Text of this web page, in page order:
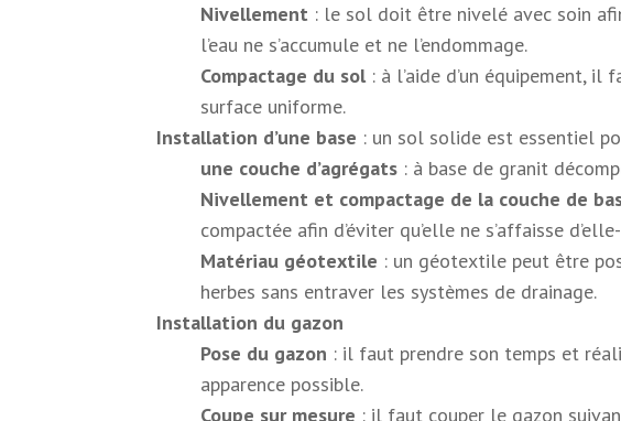
Nivellement : le sol doit être nivelé avec soin
l’eau ne s’accumule et ne l’endommage.
Compactage du sol: à l’aide d’un équipement, il
surface uniforme.
Installation d’une base : un sol solide est essentiel
une couche d’agrégats : à base de granit
Nivellement et compactage de la couche de
compactée afin d’éviter qu’elle ne s’affaisse
Matériau géotextile : un géotextile peut être
herbes sans entraver les systèmes de drainage.
Installation du gazon
Pose du gazon : il faut prendre son temps et
apparence possible.
Coupe sur mesure : il faut couper le gazon